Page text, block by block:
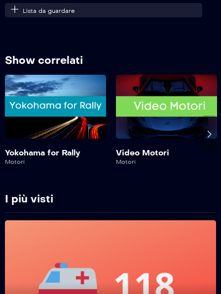
Safe Drive – 419^ Puntata
Safe Drive – 416^ Puntata
Safe Drive – 414^ Puntata
Lista da guardare
Show correlati
Yokohama for Rally
Motori
Video Motori
Motori
I più visti